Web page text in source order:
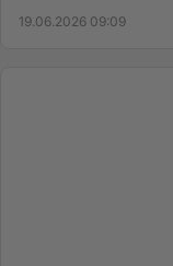
19.06.2026 09:09